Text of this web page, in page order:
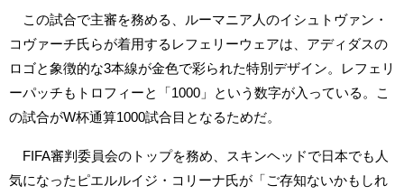
この試合で主審を務める、ルーマニア人のイシュトヴァン・
コヴァーチ氏らが着用するレフェリーウェアは、アディダスの
ロゴと象徴的な3本線が金色で彩られた特別デザイン。レフェリ
ーパッチもトロフィーと「1000」という数字が入っている。こ
の試合がW杯通算1000試合目となるためだ。
FIFA審判委員会のトップを務め、スキンヘッドで日本でも人
気になったピエルルイジ・コリーナ氏が「ご存知ないかもしれ